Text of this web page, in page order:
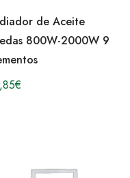
de Aceite
800W-2000W 9
€